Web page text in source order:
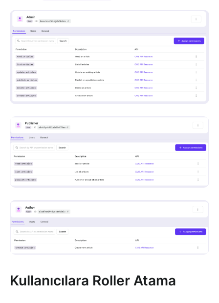
Kullanıcılara Roller Atama